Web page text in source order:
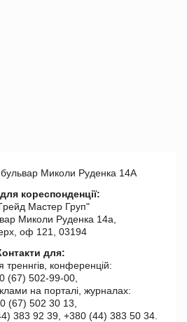
бульвар Миколи Руденка 14А
кореспонденції:
Мастер Груп"
Миколи Руденка 14а,
оф 121, 03194
для:
треннгів, конференцій:
(67) 502-99-00,
на порталі, журналах:
(67) 502 30 13,
383 92 39, +380 (44) 383 50 34.